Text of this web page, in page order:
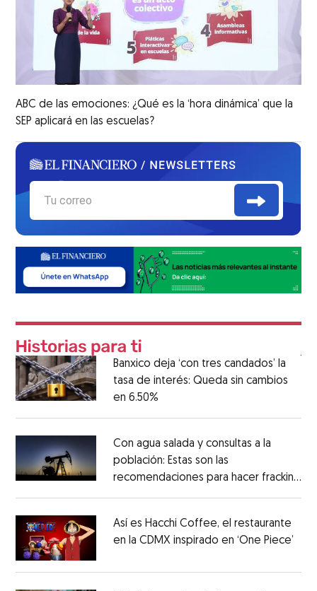
ABC de las emociones: ¿Qué es la ‘hora dinámica’ que la
SEP aplicará en las escuelas?
Banxico deja ‘con tres candados’ la
tasa de interés: Queda sin cambios
en 6.50%
Con agua salada y consultas a la
población: Estas son las
recomendaciones para hacer fracking
en México
Así es Hacchi Coffee, el restaurante
en la CDMX inspirado en ‘One Piece’